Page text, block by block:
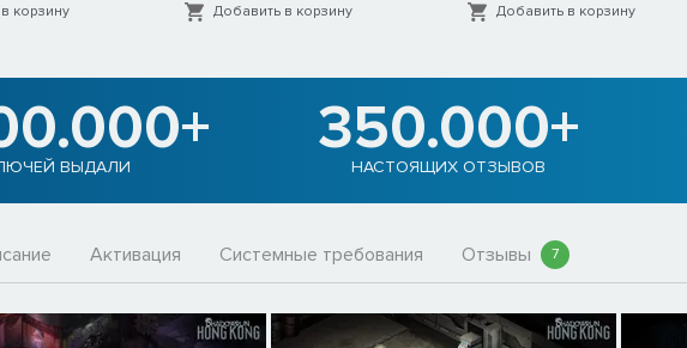
корзину Добавить в корзину Добавить в корзину
ВЫДАЛИ
350.000+
НАСТОЯЩИХ ОТЗЫВОВ
Активация Системные требования Отзывы 7